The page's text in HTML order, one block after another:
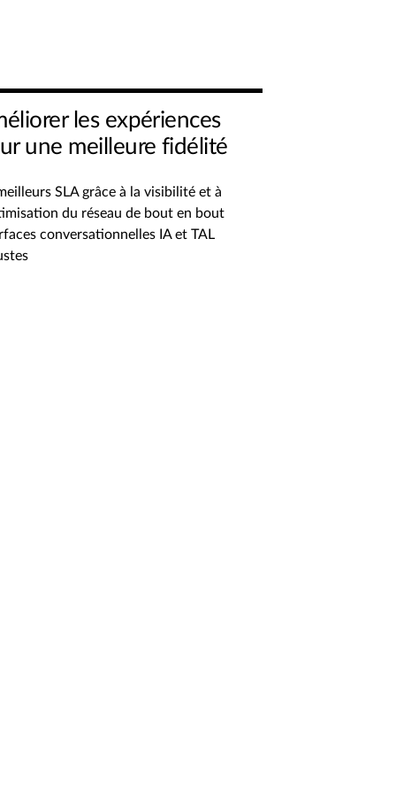
les expériences
une meilleure fidélité
SLA grâce à la visibilité et à
du réseau de bout en bout
conversationnelles IA et TAL